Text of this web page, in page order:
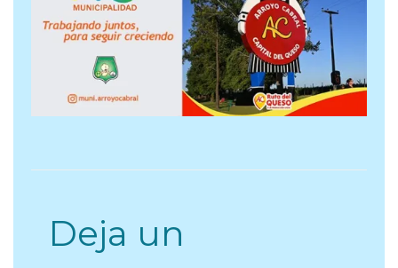
Deja un